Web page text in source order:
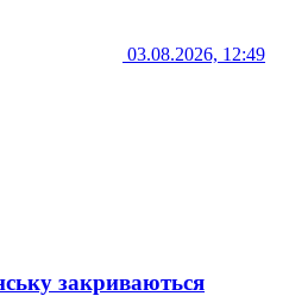
03.08.2026, 12:49
закриваються